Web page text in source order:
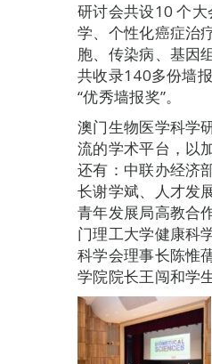
研讨会共设10 个
学、个性化癌症治
胞、传染病、基因
共收录140多份墙
“优秀墙报奖”。
澳门生物医学科学
流的学术平台，以
还有：中联办经济
长谢学斌、人才发
青年发展局高教合
门理工大学健康科
科学会理事长陈惟
学院院长王闯和学